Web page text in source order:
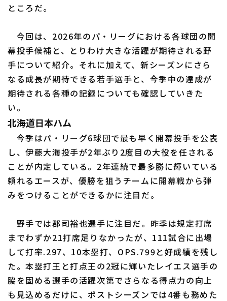
利用規約 プライバシーポリシー
運営会社 （別ウィンドウで開く） よくある質問
特定商取引法の表示 アルバイト募集
ところだ。
今回は、2026年のパ・リーグにおける各球団の開
幕投手候補と、とりわけ大きな活躍が期待される野
手について紹介。それに加えて、新シーズンにさら
なる成長が期待できる若手選手と、今季中の達成が
期待される各種の記録についても確認していきた
い。
北海道日本ハム
今季はパ・リーグ6球団で最も早く開幕投手を公表
し、伊藤大海投手が2年ぶり2度目の大役を任される
ことが内定している。2年連続で最多勝に輝いている
頼れるエースが、優勝を狙うチームに開幕戦から弾
みをつけることができるかに注目だ。
野手では郡司裕也選手に注目だ。昨季は規定打席
までわずか21打席足りなかったが、111試合に出場
して打率.297、10本塁打、OPS.799と好成績を残し
た。本塁打王と打点王の2冠に輝いたレイエス選手の
脇を固める選手の活躍次第でさらなる得点力の向上
も見込めるだけに、ポストシーズンでは4番も務めた